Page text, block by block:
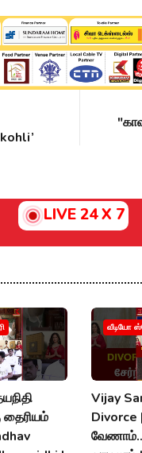
LIVE 24 X 7
தைரியம்
வீடியோ
Vijay
Divorce
வேணாம்..